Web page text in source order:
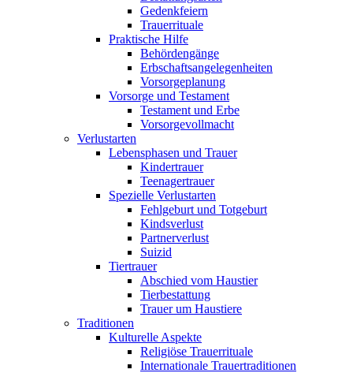
Gedenkfeiern
Trauerrituale
Praktische Hilfe
Behördengänge
Erbschaftsangelegenheiten
Vorsorgeplanung
Vorsorge und Testament
Testament und Erbe
Vorsorgevollmacht
Verlustarten
Lebensphasen und Trauer
Kindertrauer
Teenagertrauer
Spezielle Verlustarten
Fehlgeburt und Totgeburt
Kindsverlust
Partnerverlust
Suizid
Tiertrauer
Abschied vom Haustier
Tierbestattung
Trauer um Haustiere
Traditionen
Kulturelle Aspekte
Religiöse Trauerrituale
Internationale Trauertraditionen